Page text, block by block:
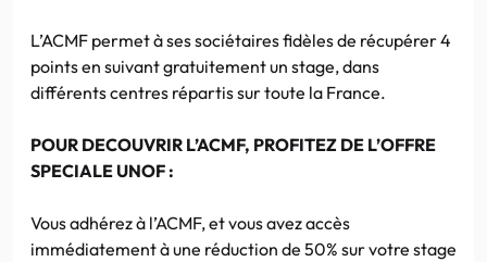
L’ACMF permet à ses sociétaires fidèles de récupérer 4
points en suivant gratuitement un stage, dans
différents centres répartis sur toute la France.
POUR DECOUVRIR L’ACMF, PROFITEZ DE L’OFFRE
SPECIALE UNOF :
Vous adhérez à l’ACMF, et vous avez accès
immédiatement à une réduction de 50% sur votre stage